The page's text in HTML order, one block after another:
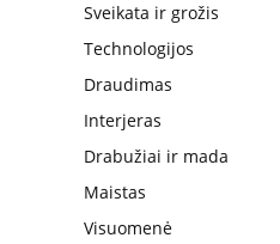
Sveikata ir grožis
Technologijos
Draudimas
Interjeras
Drabužiai ir mada
Maistas
Visuomenė